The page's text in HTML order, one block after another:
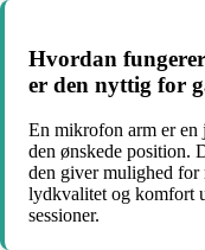
Hvordan
er den nyttig for
En mikrofon arm er en
den ønskede position.
den giver mulighed
lydkvalitet og komfort
sessioner.